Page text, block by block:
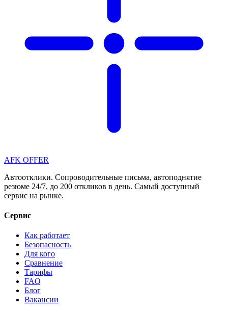
AFK OFFER
Автоотклики. Сопроводительные письма, автоподнятие
резюме 24/7, до 200 откликов в день. Самый доступный
сервис на рынке.
Сервис
Как работает
Безопасность
Для кого
Сравнение
Тарифы
FAQ
Блог
Вакансии